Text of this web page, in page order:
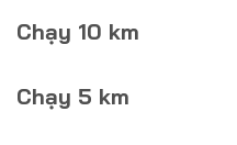
Chạy 10 km
Chạy 5 km